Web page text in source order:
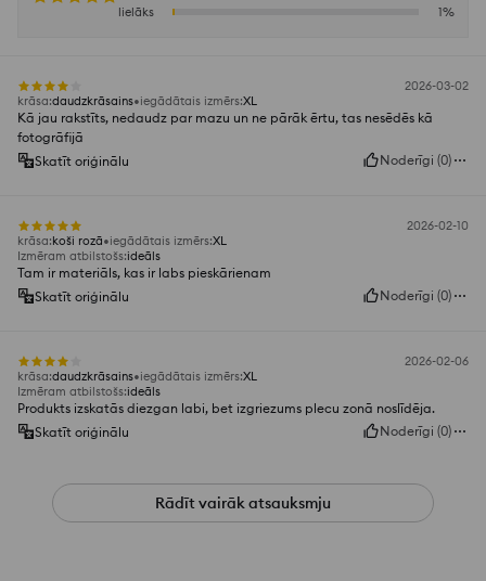
lielāks
1%
2026-03-02
krāsa:daudzkrāsains iegādātais izmērs:XL
Kā jau rakstīts, nedaudz par mazu un ne pārāk ērtu, tas nesēdēs kā
fotogrāfijā
Skatīt oriģinālu
Noderīgi (0)
2026-02-10
krāsa:koši rozā iegādātais izmērs:XL
Izmēram atbilstošs:ideāls
Tam ir materiāls, kas ir labs pieskārienam
Skatīt oriģinālu
Noderīgi (0)
2026-02-06
krāsa:daudzkrāsains iegādātais izmērs:XL
Izmēram atbilstošs:ideāls
Produkts izskatās diezgan labi, bet izgriezums plecu zonā noslīdēja.
Skatīt oriģinālu
Noderīgi (0)
Rādīt vairāk atsauksmju